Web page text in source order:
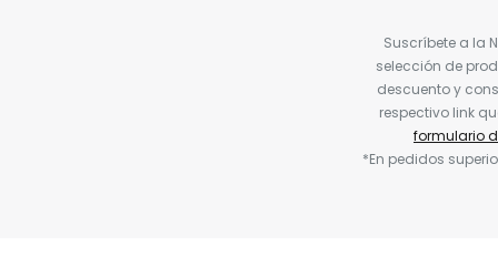
Suscríbete a la
selección de
descuento y
respectivo link
formulario
*En pedidos